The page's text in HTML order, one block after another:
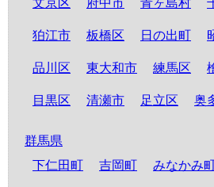
文京区 府中市 青ヶ島村
狛江市 板橋区 日の出町
品川区 東大和市 練馬区
目黒区 清瀬市 足立区 奥
群馬県
下仁田町
吉岡町 みなかみ